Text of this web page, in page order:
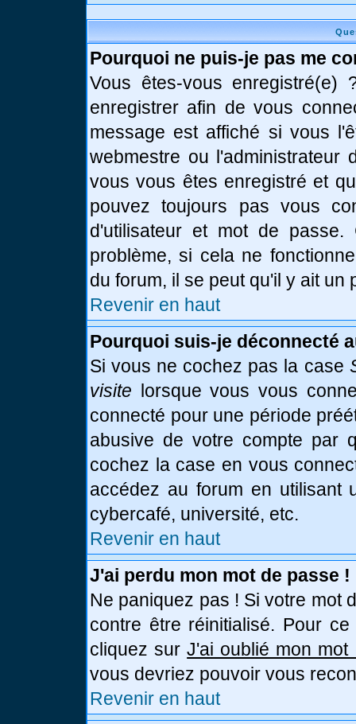
Pourquoi ne puis-je pas me
Vous êtes-vous enregistré(e)
enregistrer afin de vous
message est affiché si vous
webmestre ou l'administrateur
vous vous êtes enregistré et
pouvez toujours pas vous
d'utilisateur et mot de
problème, si cela ne
du forum, il se peut qu'il y ait un
Revenir en haut
Pourquoi suis-je déconnecté
Si vous ne cochez pas la case
visite lorsque vous vous
connecté pour une période
abusive de votre compte par
cochez la case en vous
accédez au forum en utilisant
cybercafé, université, etc.
Revenir en haut
J'ai perdu mon mot de passe !
Ne paniquez pas ! Si votre mot
contre être réinitialisé. Pour
cliquez surJ'ai oublié mon mot
vous devriez pouvoir vous
Revenir en haut